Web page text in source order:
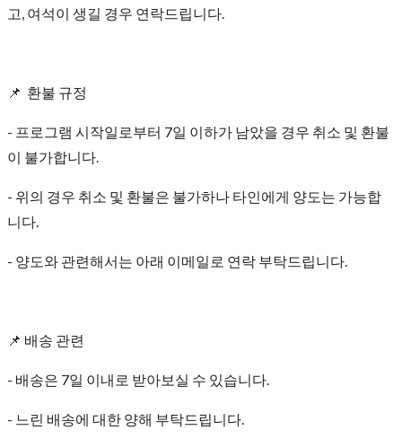
고, 여석이 생길 경우 연락드립니다.
📌 환불 규정
- 프로그램 시작일로부터 7일 이하가 남았을 경우 취소 및 환불
이 불가합니다.
- 위의 경우 취소 및 환불은 불가하나 타인에게 양도는 가능합
니다.
- 양도와 관련해서는 아래 이메일로 연락 부탁드립니다.
📌 배송 관련
- 배송은 7일 이내로 받아보실 수 있습니다.
- 느린 배송에 대한 양해 부탁드립니다.